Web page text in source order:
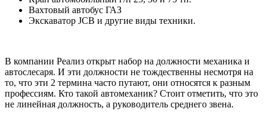
Вахтовый автобус ГАЗ
Экскаватор JCB и другие виды техники.
В компании Реализ открыт набор на должности механика и
автослесаря. И эти должности не тождественны несмотря на
то, что эти 2 термина часто путают, они относятся к разным
профессиям. Кто такой автомеханик? Стоит отметить, что это
не линейная должность, а руководитель среднего звена.